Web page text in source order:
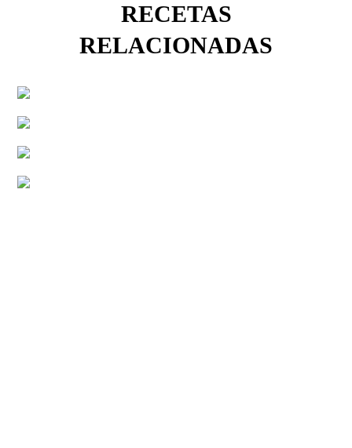
RECETAS
RELACIONADAS